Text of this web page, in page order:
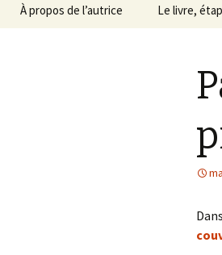
À propos de l’autrice Le livre,